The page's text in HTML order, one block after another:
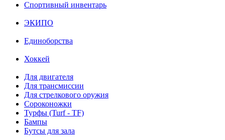
Спортивный инвентарь
ЭКИПО
Единоборства
Хоккей
Для двигателя
Для трансмиссии
Для стрелкового оружия
Сороконожки
Турфы (Turf - TF)
Бампы
Бутсы для зала